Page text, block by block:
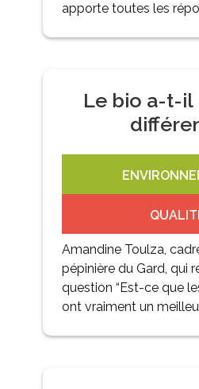
apporte toutes les
Le bio a-t-
Amandine Toulza,
pépinière du Gard, qui
question “Est-ce que
ont vraiment un